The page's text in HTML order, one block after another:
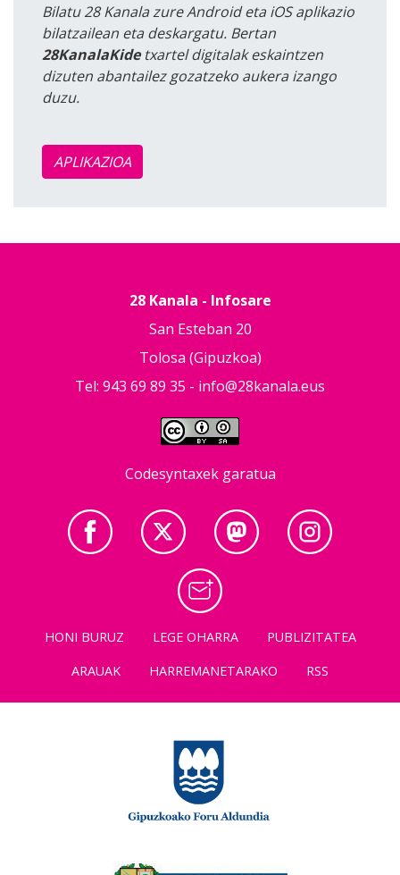
Bilatu 28 Kanala zure Android eta iOS aplikazio
bilatzailean eta deskargatu. Bertan
28KanalaKidetxartel digitalak eskaintzen
dizuten abantailez gozatzeko aukera izango
duzu.
APLIKAZIOA
28 Kanala - Infosare
San Esteban 20
Tolosa (Gipuzkoa)
Tel: 943 69 89 35 - info@28kanala.eus
Codesyntaxek garatua
HONI BURUZ LEGE OHARRA
PUBLIZITATEA
ARAUAK
HARREMANETARAKO RSS